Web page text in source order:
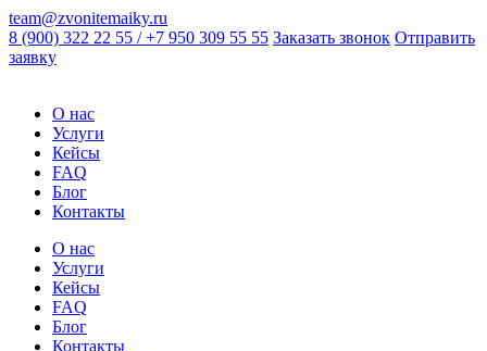
team@zvonitemaiky.ru
8 (900) 322 22 55 / +7 950 309 55 55 Заказать звонок Отправить
заявку
О нас
Услуги
Кейсы
FAQ
Блог
Контакты
О нас
Услуги
Кейсы
FAQ
Блог
Контакты